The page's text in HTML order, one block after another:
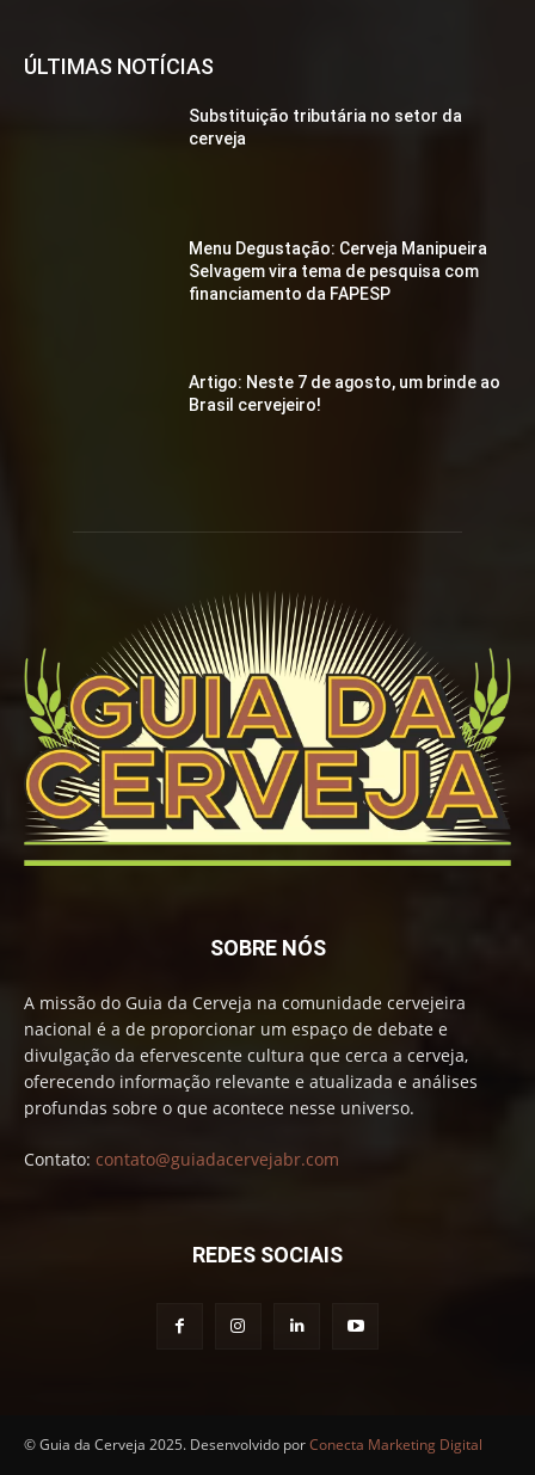
ÚLTIMAS NOTÍCIAS
Substituição tributária no setor da
cerveja
Menu Degustação: Cerveja Manipueira
Selvagem vira tema de pesquisa com
financiamento da FAPESP
Artigo: Neste 7 de agosto, um brinde ao
Brasil cervejeiro!
SOBRE NÓS
A missão do Guia da Cerveja na comunidade cervejeira
nacional é a de proporcionar um espaço de debate e
divulgação da efervescente cultura que cerca a cerveja,
oferecendo informação relevante e atualizada e análises
profundas sobre o que acontece nesse universo.
Contato: contato@guiadacervejabr.com
REDES SOCIAIS
© Guia da Cerveja 2025. Desenvolvido porConecta Marketing Digital